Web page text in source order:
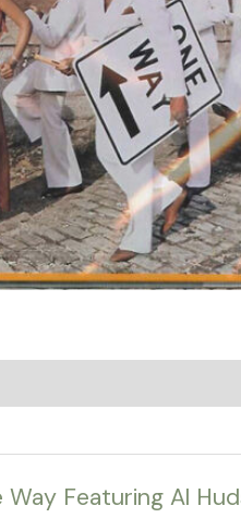
Featuring Al